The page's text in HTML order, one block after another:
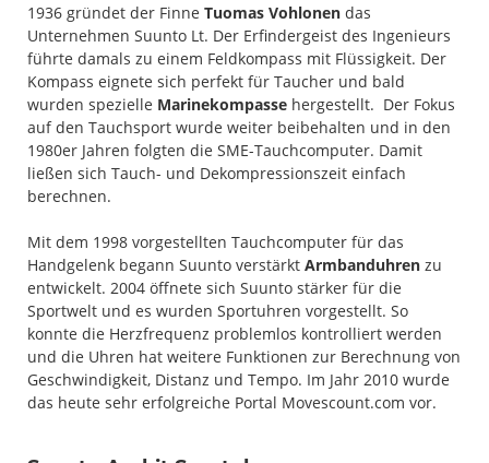
1936 gründet der Finne Tuomas Vohlonen das
Unternehmen Suunto Lt. Der Erfindergeist des Ingenieurs
führte damals zu einem Feldkompass mit Flüssigkeit. Der
Kompass eignete sich perfekt für Taucher und bald
wurden spezielle Marinekompasse hergestellt. Der Fokus
auf den Tauchsport wurde weiter beibehalten und in den
1980er Jahren folgten die SME-Tauchcomputer. Damit
ließen sich Tauch- und Dekompressionszeit einfach
berechnen.
Mit dem 1998 vorgestellten Tauchcomputer für das
Handgelenk begann Suunto verstärkt Armbanduhren zu
entwickelt. 2004 öffnete sich Suunto stärker für die
Sportwelt und es wurden Sportuhren vorgestellt. So
konnte die Herzfrequenz problemlos kontrolliert werden
und die Uhren hat weitere Funktionen zur Berechnung von
Geschwindigkeit, Distanz und Tempo. Im Jahr 2010 wurde
das heute sehr erfolgreiche Portal Movescount.com vor.